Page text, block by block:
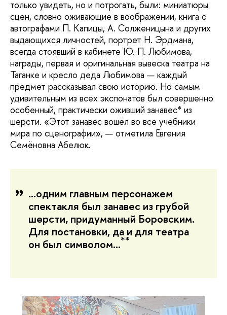
только увидеть, но и потрогать, были: миниатюры
сцен, словно оживающие в воображении, книга с
автографами П. Капицы, А. Солженицына и других
выдающихся личностей, портрет Н. Эрдмана,
всегда стоявший в кабинете Ю. П. Любимова,
награды, первая и оригинальная вывеска театра на
Таганке и кресло деда Любимова — каждый
предмет рассказывал свою историю. Но самым
удивительным из всех экспонатов был совершенно
особенный, практически оживший занавес* из
шерсти. «Этот занавес вошёл во все учебники
мира по сценографии», — отметила Евгения
Семёновна Абелюк.
…одним главным персонажем
спектакля был занавес из грубой
шерсти, придуманный Боровским.
Для постановки, да и для театра
он был символом…**